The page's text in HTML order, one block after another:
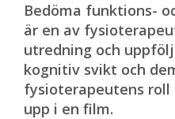
Bedöma funktions-
är en av
utredning och
kognitiv svikt och
fysioterapeutens roll
upp i en film.